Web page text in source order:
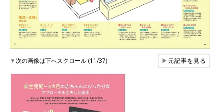
▼次の画像は下へスクロール (11/37) ▶元記事を見る